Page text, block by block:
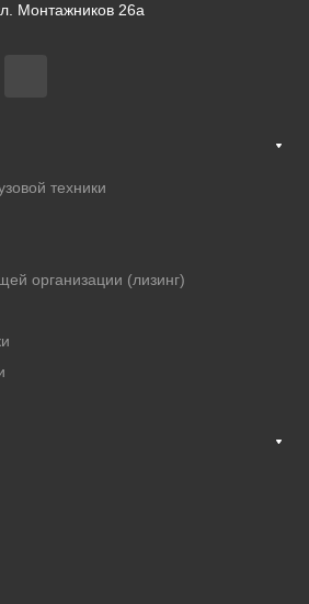
Монтажников 26а
техники
организации (лизинг)